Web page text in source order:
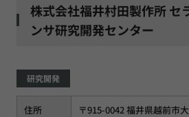
株式会社福井村田製作所 セ
ンサ研究開発センター
研究開発
住所 〒915-0042 福井県越前市